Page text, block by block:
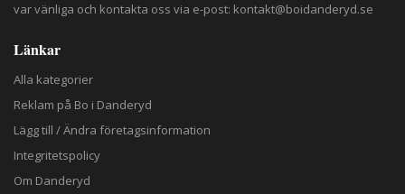
var vänliga och kontakta oss via e-post: kontakt@boidanderyd.se
Länkar
Alla kategorier
Reklam på Bo i Danderyd
Lägg till / Ändra företagsinformation
Integritetspolicy
Om Danderyd